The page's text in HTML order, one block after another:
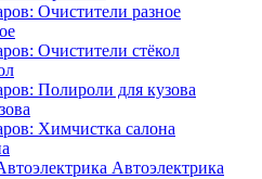
Автоэлектрика